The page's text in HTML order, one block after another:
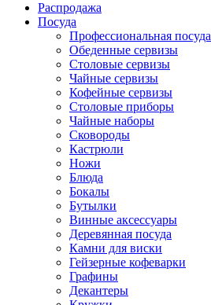
Распродажа
Посуда
Профессиональная посуда
Обеденные сервизы
Столовые сервизы
Чайные сервизы
Кофейные сервизы
Столовые приборы
Чайные наборы
Сковороды
Кастрюли
Ножи
Блюда
Бокалы
Бутылки
Винные аксессуары
Деревянная посуда
Камни для виски
Гейзерные кофеварки
Графины
Декантеры